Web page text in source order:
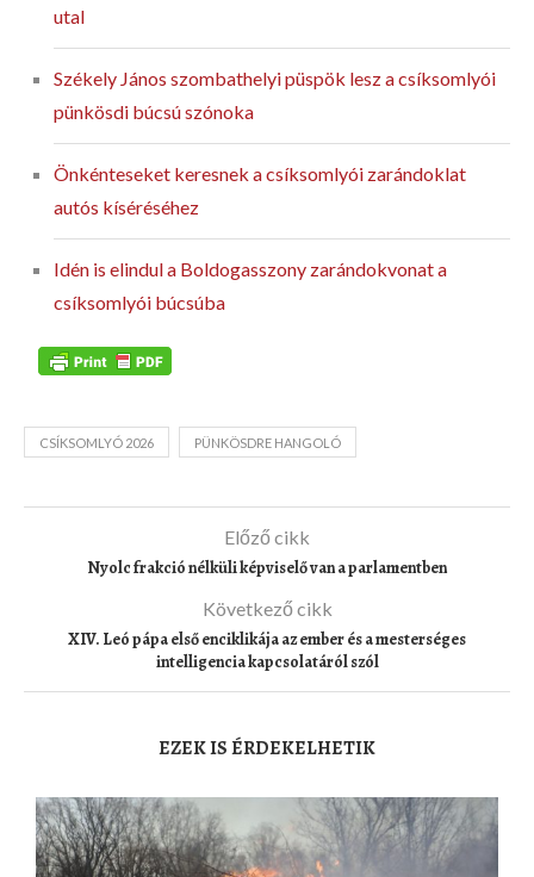
utal
Székely János szombathelyi püspök lesz a csíksomlyói
pünkösdi búcsú szónoka
Önkénteseket keresnek a csíksomlyói zarándoklat
autós kíséréséhez
Idén is elindul a Boldogasszony zarándokvonat a
csíksomlyói búcsúba
CSÍKSOMLYÓ 2026 PÜNKÖSDRE HANGOLÓ
Előző cikk
Nyolc frakció nélküli képviselő van a parlamentben
Következő cikk
XIV. Leó pápa első enciklikája az ember és a mesterséges
intelligencia kapcsolatáról szól
EZEK IS ÉRDEKELHETIK